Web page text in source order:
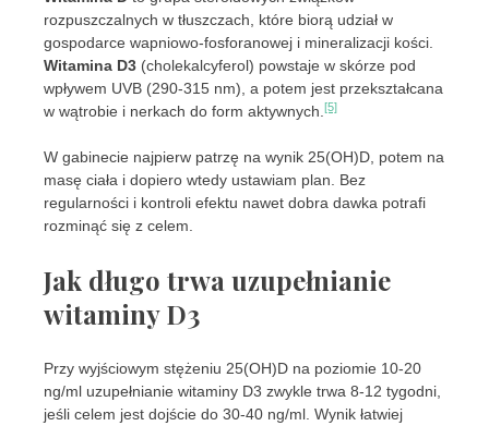
rozpuszczalnych w tłuszczach, które biorą udział w
gospodarce wapniowo-fosforanowej i mineralizacji kości.
Witamina D3 (cholekalcyferol) powstaje w skórze pod
wpływem UVB (290-315 nm), a potem jest przekształcana
w wątrobie i nerkach do form aktywnych. [5]
W gabinecie najpierw patrzę na wynik 25(OH)D, potem na
masę ciała i dopiero wtedy ustawiam plan. Bez
regularności i kontroli efektu nawet dobra dawka potrafi
rozminąć się z celem.
Jak długo trwa uzupełnianie
witaminy D3
Przy wyjściowym stężeniu 25(OH)D na poziomie 10-20
ng/ml uzupełnianie witaminy D3 zwykle trwa 8-12 tygodni,
jeśli celem jest dojście do 30-40 ng/ml. Wynik łatwiej